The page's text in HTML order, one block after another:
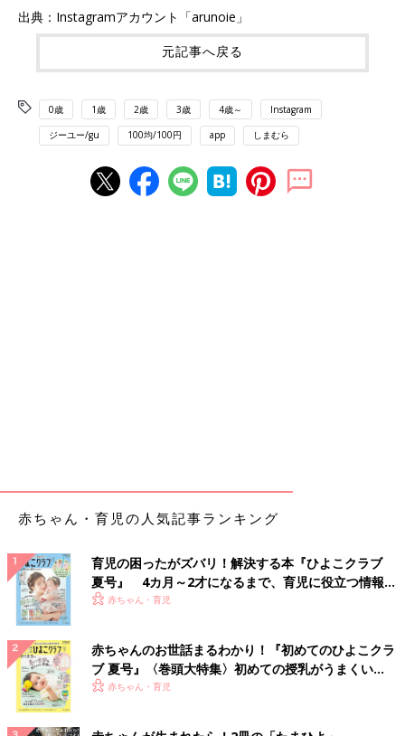
出典：Instagramアカウント「arunoie」
元記事へ戻る
0歳 1歳 2歳 3歳 4歳～ Instagram
ジーユー/gu 100均/100円 app しまむら
赤ちゃん・育児の人気記事ランキング
育児の困ったがズバリ！解決する本『ひよこクラブ
夏号』 4カ月～2才になるまで、育児に役立つ情報が
いっぱい！
赤ちゃん・育児
赤ちゃんのお世話まるわかり！『初めてのひよこクラ
ブ 夏号』〈巻頭大特集〉初めての授乳がうまくい
く！ おっぱい・ミルクの基本と夏のトラブル 解決テ
赤ちゃん・育児